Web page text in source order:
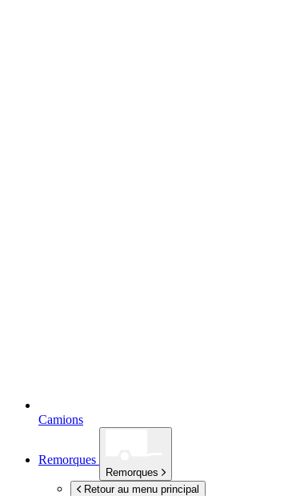
Camions
Remorques
Remorques
Retour au menu principal